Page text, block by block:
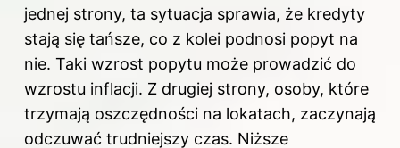
jednej strony, ta sytuacja sprawia, że kredyty
stają się tańsze, co z kolei podnosi popyt na
nie. Taki wzrost popytu może prowadzić do
wzrostu inflacji. Z drugiej strony, osoby, które
trzymają oszczędności na lokatach, zaczynają
odczuwać trudniejszy czas. Niższe